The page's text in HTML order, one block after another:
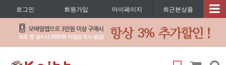
로그인 회원가입 마이페이지 최근본상품